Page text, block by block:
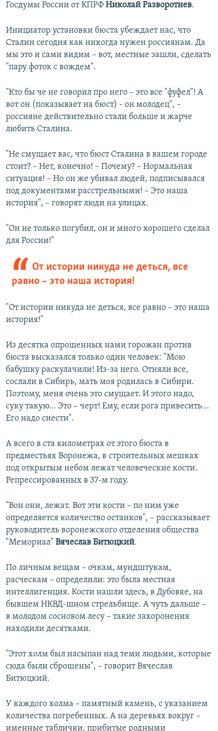
Госдумы России от КПРФ Николай Разворотнев.
Инициатор установки бюста убеждает нас, что
Сталин сегодня как никогда нужен россиянам. Да
мы это и сами видим – вот, местные зашли, сделать
"пару фоток с вождем".
"Кто бы че не говорил про него – это все "фуфел"! А
вот он (показывает на бюст) - он молодец", –
россияне действительно стали больше и жарче
любить Сталина.
"Не смущает вас, что бюст Сталина в вашем городе
стоит? – Нет, конечно! – Почему? – Нормальная
ситуация! – Но он же убивал людей, подписывался
под документами расстрельными! – Это наша
история", – говорят люди на улицах.
"Он не только погубил, он и много хорошего сделал
для России!"
От истории никуда не деться, все
равно – это наша история!
"От истории никуда не деться, все равно – это наша
история!"
Из десятка опрошенных нами горожан против
бюста высказался только один человек: "Мою
бабушку раскулачили! Из-за него. Отняли все,
сослали в Сибирь, мать моя родилась в Сибири.
Поэтому, меня очень это смущает. И этого надо,
суку такую… Это – черт! Ему, если рога привесить...
Его надо снести".
А всего в ста километрах от этого бюста в
предместьях Воронежа, в строительных мешках
под открытым небом лежат человеческие кости.
Репрессированных в 37-м году.
"Вон они, лежат. Вот эти кости – по ним уже
определяется количество останков", – рассказывает
руководитель воронежского отделения общества
"Мемориал" Вячеслав Битюцкий.
По личным вещам – очкам, мундштукам,
расческам – определили: это была местная
интеллигенция. Кости нашли здесь, в Дубовке, на
бывшем НКВД-шном стрельбище. А чуть дальше –
в молодом сосновом лесу – такие захоронения
находили десятками.
"Этот холм был насыпан над теми людьми, которые
сюда были сброшены", – говорит Вячеслав
Битюцкий.
У каждого холма – памятный камень, с указанием
количества погребенных. А на деревьях вокруг –
именные таблички, прибитые родными